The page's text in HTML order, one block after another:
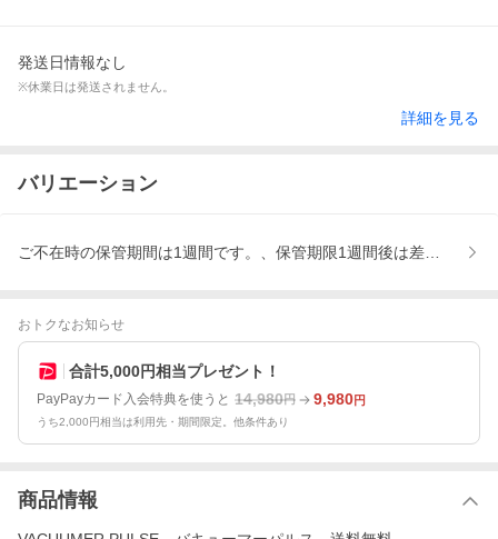
発送日情報なし
※休業日は発送されません。
詳細を見る
バリエーション
ご不在時の保管期間は1週間です。、保管期限1週間後は差し戻し
おトクなお知らせ
合計5,000円相当プレゼント！
PayPayカード入会特典を使うと 14,980円 9,980円
うち2,000円相当は利用先・期間限定。他条件あり
商品情報